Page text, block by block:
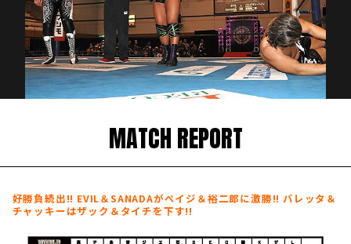
MATCH REPORT
好勝負続出!! EVIL＆SANADAがペイジ＆裕二郎に激勝!! バレッタ＆
チャッキーはザック＆タイチを下す!!